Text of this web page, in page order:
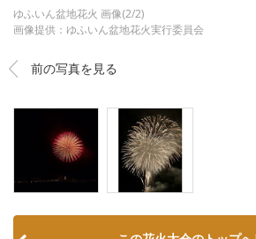
ゆふいん盆地花火 画像(2/2)
画像提供：ゆふいん盆地花火実行委員会
前の写真を見る